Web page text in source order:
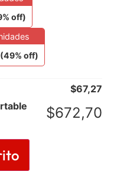
off)
(49% off)
$67,27
$672,70